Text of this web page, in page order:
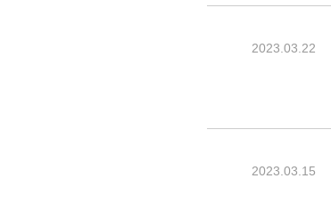
2023.03.22
2023.03.15